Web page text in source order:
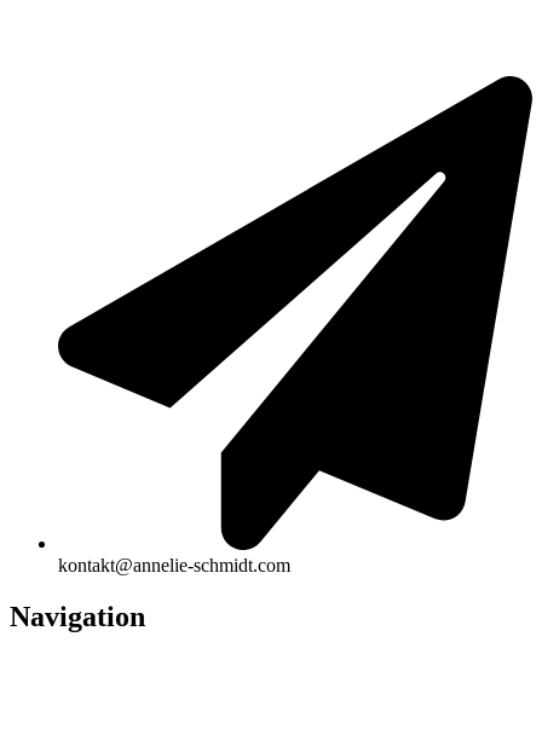
kontakt@annelie-schmidt.com
Navigation